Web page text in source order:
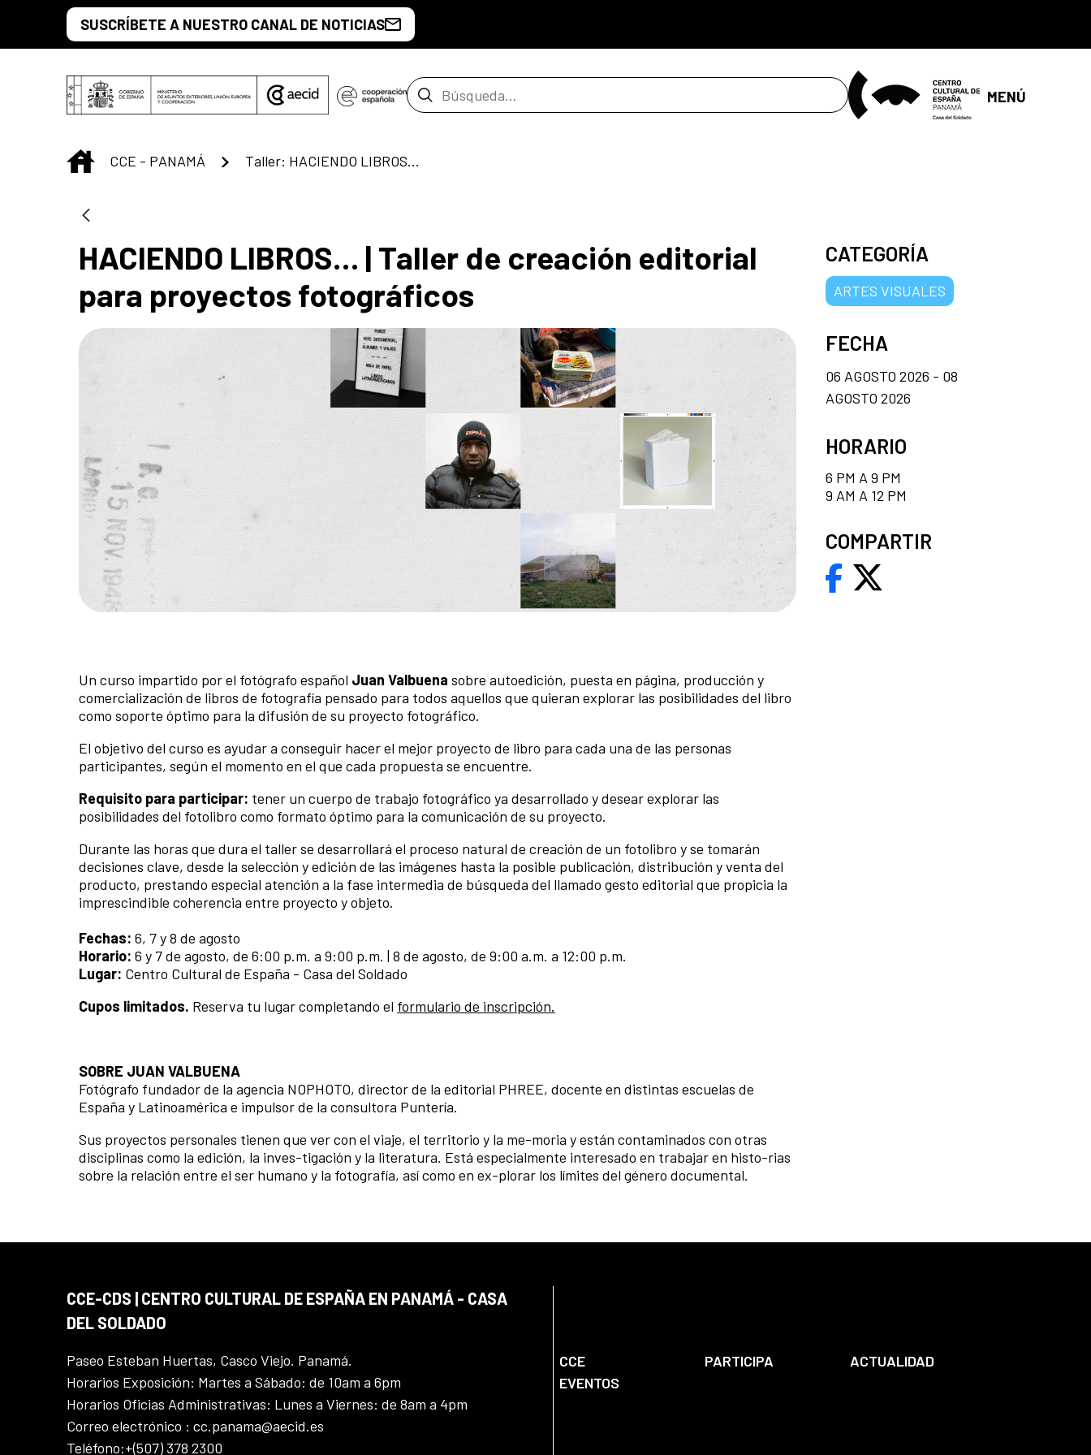
Saltar al contenido principal
SUSCRÍBETE A NUESTRO CANAL DE NOTICIAS
Barra de búsqueda MENÚ
INICIO
CCE - PANAMÁ Taller: HACIENDO LIBROS…
HACIENDO LIBROS… | Taller de creación editorial
para proyectos fotográficos
Un curso impartido por el fotógrafo español Juan Valbuena sobre autoedición, puesta en página, producción y
comercialización de libros de fotografía pensado para todos aquellos que quieran explorar las posibilidades del libro
como soporte óptimo para la difusión de su proyecto fotográfico.
El objetivo del curso es ayudar a conseguir hacer el mejor proyecto de libro para cada una de las personas
participantes, según el momento en el que cada propuesta se encuentre.
Requisito para participar: tener un cuerpo de trabajo fotográfico ya desarrollado y desear explorar las
posibilidades del fotolibro como formato óptimo para la comunicación de su proyecto.
Durante las horas que dura el taller se desarrollará el proceso natural de creación de un fotolibro y se tomarán
decisiones clave, desde la selección y edición de las imágenes hasta la posible publicación, distribución y venta del
producto, prestando especial atención a la fase intermedia de búsqueda del llamado gesto editorial que propicia la
imprescindible coherencia entre proyecto y objeto.
Fechas: 6, 7 y 8 de agosto
Horario: 6 y 7 de agosto, de 6:00 p.m. a 9:00 p.m. | 8 de agosto, de 9:00 a.m. a 12:00 p.m.
Lugar: Centro Cultural de España - Casa del Soldado
Cupos limitados. Reserva tu lugar completando el formulario de inscripción.
SOBRE JUAN VALBUENA
Fotógrafo fundador de la agencia NOPHOTO, director de la editorial PHREE, docente en distintas escuelas de
España y Latinoamérica e impulsor de la consultora Puntería.
Sus proyectos personales tienen que ver con el viaje, el territorio y la me-moria y están contaminados con otras
disciplinas como la edición, la inves-tigación y la literatura. Está especialmente interesado en trabajar en histo-rias
sobre la relación entre el ser humano y la fotografía, así como en ex-plorar los límites del género documental.
CATEGORÍA
ARTES VISUALES
FECHA
06 AGOSTO 2026 - 08
AGOSTO 2026
HORARIO
6 PM A 9 PM
9 AM A 12 PM
COMPARTIR
CCE-CDS | CENTRO CULTURAL DE ESPAÑA EN PANAMÁ - CASA
DEL SOLDADO
Paseo Esteban Huertas, Casco Viejo. Panamá.
Horarios Exposición: Martes a Sábado: de 10am a 6pm
Horarios Oficias Administrativas: Lunes a Viernes: de 8am a 4pm
Correo electrónico : cc.panama@aecid.es
Teléfono:+(507) 378 2300
CCE PARTICIPA
ACTUALIDAD
EVENTOS